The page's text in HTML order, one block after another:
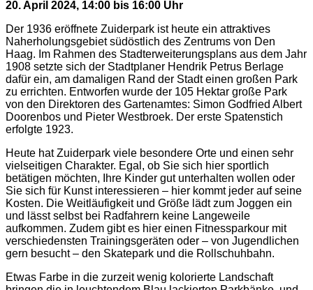
20. April 2024, 14:00 bis 16:00 Uhr
Der 1936 eröffnete Zuiderpark ist heute ein attraktives
Naherholungsgebiet südöstlich des Zentrums von Den
Haag. Im Rahmen des Stadterweiterungsplans aus dem Jahr
1908 setzte sich der Stadtplaner Hendrik Petrus Berlage
dafür ein, am damaligen Rand der Stadt einen großen Park
zu errichten. Entworfen wurde der 105 Hektar große Park
von den Direktoren des Gartenamtes: Simon Godfried Albert
Doorenbos und Pieter Westbroek. Der erste Spatenstich
erfolgte 1923.
Heute hat Zuiderpark viele besondere Orte und einen sehr
vielseitigen Charakter. Egal, ob Sie sich hier sportlich
betätigen möchten, Ihre Kinder gut unterhalten wollen oder
Sie sich für Kunst interessieren – hier kommt jeder auf seine
Kosten. Die Weitläufigkeit und Größe lädt zum Joggen ein
und lässt selbst bei Radfahrern keine Langeweile
aufkommen. Zudem gibt es hier einen Fitnessparkour mit
verschiedensten Trainingsgeräten oder – von Jugendlichen
gern besucht – den Skatepark und die Rollschuhbahn.
Etwas Farbe in die zurzeit wenig kolorierte Landschaft